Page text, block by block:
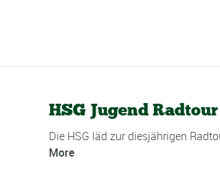
HSG Jugend
Die HSG läd zur diesjährigen
More